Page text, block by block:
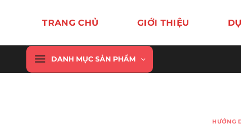
dung
TRANG CHỦ GIỚI THIỆU
DANH MỤC SẢN PHẨM
HƯỚNG